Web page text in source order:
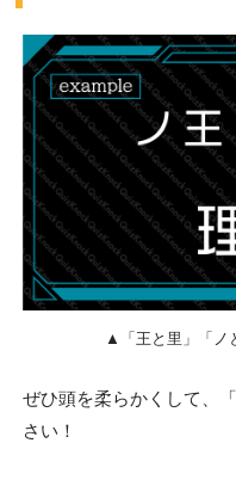
▲「王と里」「ノ
ぜひ頭を柔らかくして、
さい！